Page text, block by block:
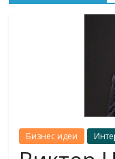
Бизнес идеи